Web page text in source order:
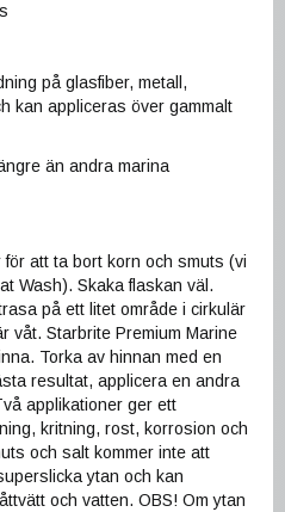
på glasfiber, metall,
kan appliceras över gammalt
än andra marina
att ta bort korn och smuts (vi
Wash). Skaka flaskan väl.
på ett litet område i cirkulär
våt. Starbrite Premium Marine
Torka av hinnan med en
resultat, applicera en andra
applikationer ger ett
kritning, rost, korrosion och
och salt kommer inte att
ytan och kan
och vatten. OBS! Om ytan